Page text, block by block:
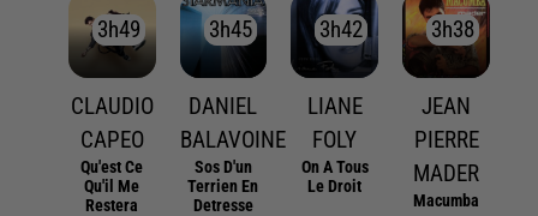
3h49
3h49
CLAUDIO
CAPEO
Qu'est Ce
Qu'il Me
Restera
3h45
3h45
DANIEL
BALAVOINE
Sos D'un
Terrien En
Detresse
3h42
3h42
LIANE
FOLY
On A Tous
Le Droit
3h38
3h38
JEAN
PIERRE
MADER
Macumba